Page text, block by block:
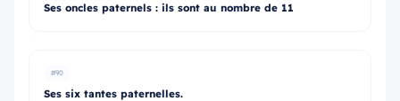
Ses oncles paternels : ils sont au nombre de 11
#90
Ses six tantes paternelles.